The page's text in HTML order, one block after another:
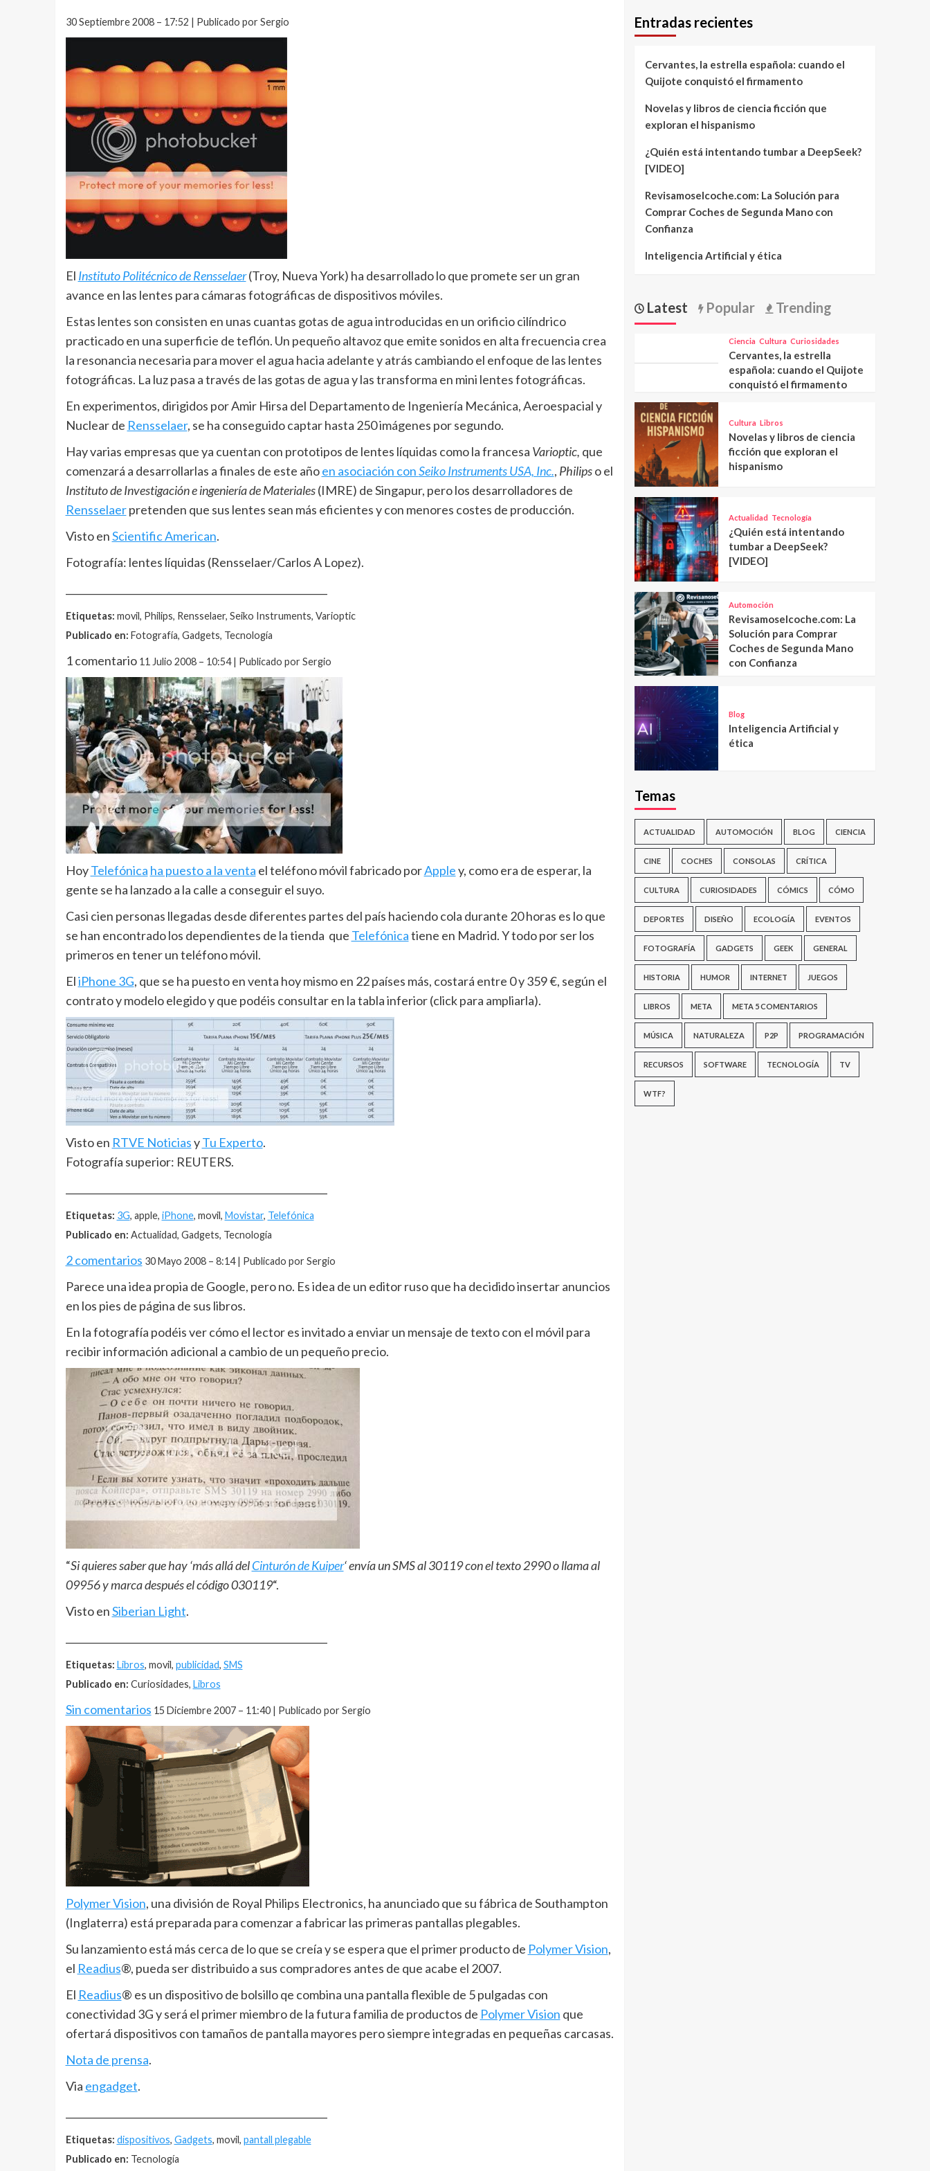
30 Septiembre 2008 – 17:52 | Publicado por Sergio
El Instituto Politécnico de Rensselaer(Troy, Nueva York) ha desarrollado lo que promete ser un gran
avance en las lentes para cámaras fotográficas de dispositivos móviles.
Estas lentes son consisten en unas cuantas gotas de agua introducidas en un orificio cilíndrico
practicado en una superficie de teflón. Un pequeño altavoz que emite sonidos en alta frecuencia crea
la resonancia necesaria para mover el agua hacia adelante y atrás cambiando el enfoque de las lentes
fotográficas. La luz pasa a través de las gotas de agua y las transforma en mini lentes fotográficas.
En experimentos, dirigidos por Amir Hirsa del Departamento de Ingeniería Mecánica, Aeroespacial y
Nuclear de Rensselaer, se ha conseguido captar hasta 250 imágenes por segundo.
Hay varias empresas que ya cuentan con prototipos de lentes líquidas como la francesa Varioptic, que
comenzará a desarrollarlas a finales de este añoen asociación conSeiko Instruments USA, Inc., Philipso el
Instituto de Investigación e ingeniería de Materiales(IMRE) de Singapur, pero los desarrolladores de
Rensselaerpretenden que sus lentes sean más eficientes y con menores costes de producción.
Visto enScientific American.
Fotografía: lentes líquidas (Rensselaer/Carlos A Lopez).
Etiquetas: movil, Philips, Rensselaer, Seiko Instruments, Varioptic
Publicado en: Fotografía, Gadgets, Tecnología
1 comentario 11 Julio 2008 – 10:54 | Publicado por Sergio
HoyTelefónica ha puesto a la venta el teléfono móvil fabricado porAppley, como era de esperar, la
gente se ha lanzado a la calle a conseguir el suyo.
Casi cien personas llegadas desde diferentes partes del país haciendo cola durante 20 horas es lo que
se han encontrado los dependientes de la tienda que Telefónicatiene en Madrid. Y todo por ser los
primeros en tener un teléfono móvil.
EliPhone 3G, que se ha puesto en venta hoy mismo en 22 países más, costará entre 0 y 359 €, según el
contrato y modelo elegido y que podéis consultar en la tabla inferior (click para ampliarla).
Visto en RTVE NoticiasyTu Experto.
Fotografía superior: REUTERS.
Etiquetas: 3G, apple, iPhone, movil, Movistar, Telefónica
Publicado en: Actualidad, Gadgets, Tecnología
2 comentarios 30 Mayo 2008 – 8:14 | Publicado por Sergio
Parece una idea propia de Google, pero no. Es idea de un editor ruso que ha decidido insertar anuncios
en los pies de página de sus libros.
En la fotografía podéis ver cómo el lector es invitado a enviar un mensaje de texto con el móvil para
recibir información adicional a cambio de un pequeño precio.
“Si quieres saber que hay ‘más allá delCinturón de Kuiper‘ envía un SMS al 30119 con el texto 2990 o llama al
09956 y marca después el código 030119“.
Visto enSiberian Light.
Etiquetas: Libros, movil, publicidad, SMS
Publicado en: Curiosidades, Libros
Sin comentarios 15 Diciembre 2007 – 11:40 | Publicado por Sergio
Polymer Vision, una división de Royal Philips Electronics, ha anunciado que su fábrica de Southampton
(Inglaterra) está preparada para comenzar a fabricar las primeras pantallas plegables.
Su lanzamiento está más cerca de lo que se creía y se espera que el primer producto de Polymer Vision,
el Readius®, pueda ser distribuido a sus compradores antes de que acabe el 2007.
El Readius® es un dispositivo de bolsillo qe combina una pantalla flexible de 5 pulgadas con
conectividad 3G y será el primer miembro de la futura familia de productos de Polymer Vision que
ofertará dispositivos con tamaños de pantalla mayores pero siempre integradas en pequeñas carcasas.
Nota de prensa.
Via engadget.
Etiquetas: dispositivos, Gadgets, movil, pantall plegable
Publicado en: Tecnología
Entradas recientes
Cervantes, la estrella española: cuando el
Quijote conquistó el firmamento
Novelas y libros de ciencia ficción que
exploran el hispanismo
¿Quién está intentando tumbar a DeepSeek?
[VIDEO]
Revisamoselcoche.com: La Solución para
Comprar Coches de Segunda Mano con
Confianza
Inteligencia Artificial y ética
Latest Popular Trending
Ciencia Cultura Curiosidades
Cervantes, la estrella
española: cuando el Quijote
conquistó el firmamento
Cultura Libros
Novelas y libros de ciencia
ficción que exploran el
hispanismo
Actualidad Tecnología
¿Quién está intentando
tumbar a DeepSeek?
[VIDEO]
Automoción
Revisamoselcoche.com: La
Solución para Comprar
Coches de Segunda Mano
con Confianza
Blog
Inteligencia Artificial y
ética
Temas
ACTUALIDAD AUTOMOCIÓN BLOG CIENCIA
CINE COCHES CONSOLAS CRÍTICA
CULTURA CURIOSIDADES CÓMICS CÓMO
DEPORTES DISEÑO ECOLOGÍA EVENTOS
FOTOGRAFÍA GADGETS GEEK GENERAL
HISTORIA HUMOR INTERNET JUEGOS
LIBROS META META 5 COMENTARIOS
MÚSICA NATURALEZA P2P PROGRAMACIÓN
RECURSOS SOFTWARE TECNOLOGÍA TV
WTF?